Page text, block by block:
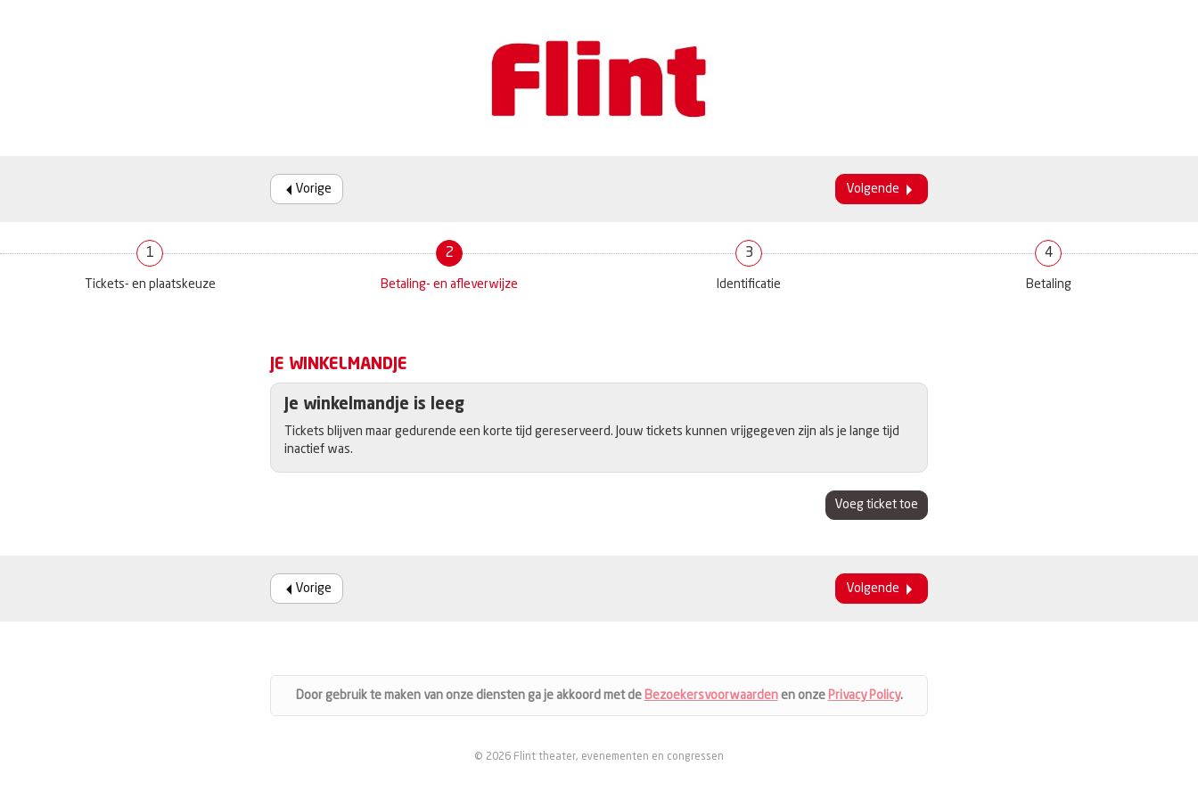
Vorige Volgende
1
Tickets- en plaatskeuze
2
Betaling- en afleverwijze
3
Identificatie
4
Betaling
JE WINKELMANDJE
Je winkelmandje is leeg
Tickets blijven maar gedurende een korte tijd gereserveerd. Jouw tickets kunnen vrijgegeven zijn als je lange tijd
inactief was.
Voeg ticket toe
Vorige Volgende
Door gebruik te maken van onze diensten ga je akkoord met de Bezoekersvoorwaardenen onze Privacy Policy.
© 2026 Flint theater, evenementen en congressen